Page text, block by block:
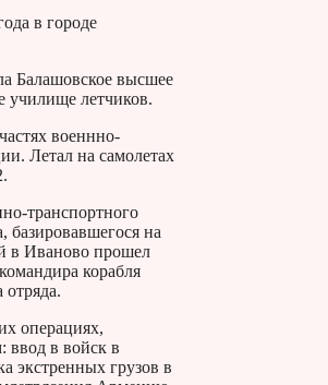
в городе
Балашовское высшее
училище летчиков.
военнно-
Летал на самолетах
транспортного
базировавшегося на
в Иваново прошел
корабля
операциях,
ввод в войск в
экстренных грузов в